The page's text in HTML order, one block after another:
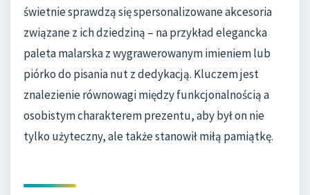
świetnie sprawdzą się spersonalizowane akcesoria
związane z ich dziedziną – na przykład elegancka
paleta malarska z wygrawerowanym imieniem lub
piórko do pisania nut z dedykacją. Kluczem jest
znalezienie równowagi między funkcjonalnością a
osobistym charakterem prezentu, aby był on nie
tylko użyteczny, ale także stanowił miłą pamiątkę.